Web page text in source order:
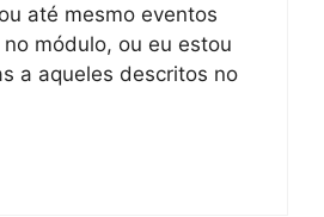
até mesmo eventos
módulo, ou eu estou
a aqueles descritos no